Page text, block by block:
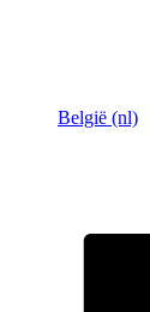
België (nl)